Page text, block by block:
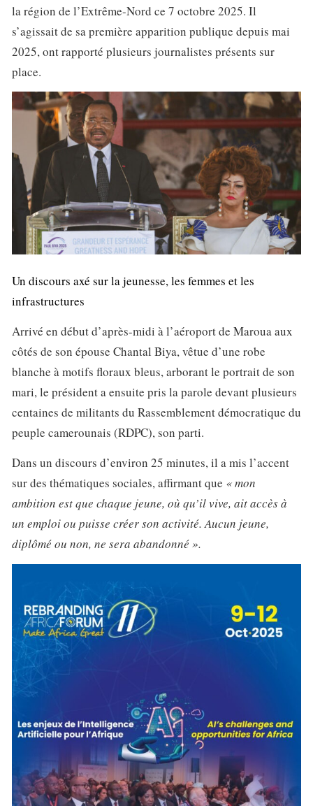
la région de l’Extrême-Nord ce 7 octobre 2025. Il
s’agissait de sa première apparition publique depuis mai
2025, ont rapporté plusieurs journalistes présents sur
place.
Un discours axé sur la jeunesse, les femmes et les
infrastructures
Arrivé en début d’après-midi à l’aéroport de Maroua aux
côtés de son épouse Chantal Biya, vêtue d’une robe
blanche à motifs floraux bleus, arborant le portrait de son
mari, le président a ensuite pris la parole devant plusieurs
centaines de militants du Rassemblement démocratique du
peuple camerounais (RDPC), son parti.
Dans un discours d’environ 25 minutes, il a mis l’accent
sur des thématiques sociales, affirmant que « mon
ambition est que chaque jeune, où qu’il vive, ait accès à
un emploi ou puisse créer son activité. Aucun jeune,
diplômé ou non, ne sera abandonné ».